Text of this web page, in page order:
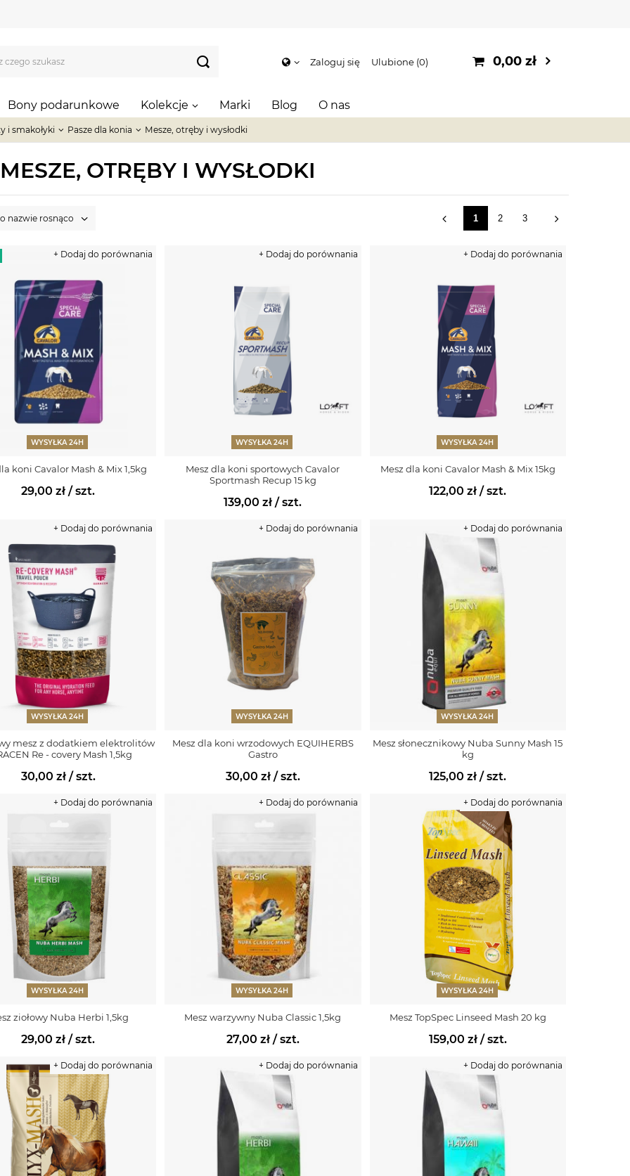
Zaloguj się Ulubione 0 0,00 zł
Bony podarunkowe Kolekcje Marki Blog O nas
i smakołyki Pasze dla konia Mesze, otręby i wysłodki
MESZE, OTRĘBY I WYSŁODKI
nazwie rosnąco 1 2 3
WYSYŁKA 24H
koni Cavalor Mash & Mix 1,5kg
29,00 zł / szt.
+ Dodaj do porównania
WYSYŁKA 24H
Mesz dla koni sportowych Cavalor
Sportmash Recup 15 kg
139,00 zł / szt.
+ Dodaj do porównania
WYSYŁKA 24H
Mesz dla koni Cavalor Mash & Mix 15kg
122,00 zł / szt.
+ Dodaj do porównania
WYSYŁKA 24H
mesz z dodatkiem elektrolitów
Re - covery Mash 1,5kg
30,00 zł/ szt.
+ Dodaj do porównania
WYSYŁKA 24H
Mesz dla koni wrzodowych EQUIHERBS
Gastro
30,00 zł/ szt.
+ Dodaj do porównania
WYSYŁKA 24H
Mesz słonecznikowy Nuba Sunny Mash 15
kg
125,00 zł / szt.
+ Dodaj do porównania
WYSYŁKA 24H
ziołowy Nuba Herbi 1,5kg
29,00 zł / szt.
+ Dodaj do porównania
WYSYŁKA 24H
Mesz warzywny Nuba Classic 1,5kg
27,00 zł/ szt.
+ Dodaj do porównania
WYSYŁKA 24H
Mesz TopSpec Linseed Mash 20 kg
159,00 zł/ szt.
+ Dodaj do porównania
+ Dodaj do porównania + Dodaj do porównania + Dodaj do porównania